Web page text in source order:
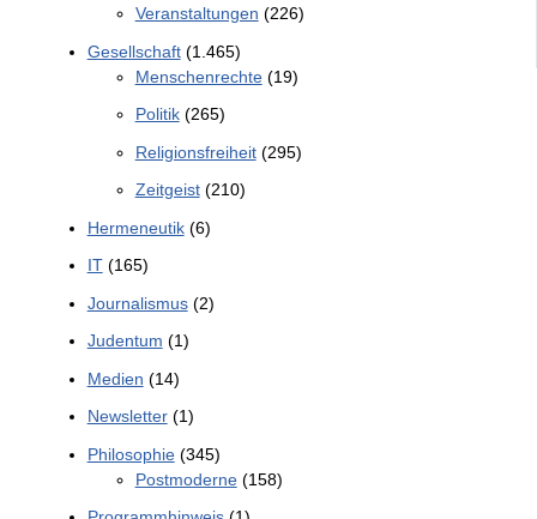
Veranstaltungen (226)
Gesellschaft(1.465)
Menschenrechte(19)
Politik(265)
Religionsfreiheit(295)
Zeitgeist(210)
Hermeneutik(6)
IT(165)
Journalismus(2)
Judentum (1)
Medien (14)
Newsletter(1)
Philosophie(345)
Postmoderne(158)